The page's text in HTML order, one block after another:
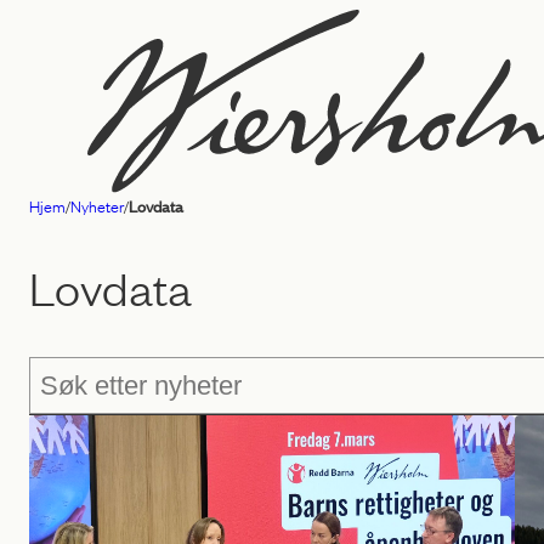
Advokatfirmaet
Wiersholm
Hjem/Nyheter/Lovdata
Lovdata
Søk